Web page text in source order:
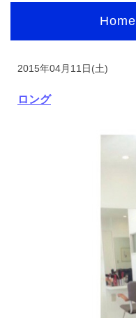
Home
2015年04月11日(土)
ロング